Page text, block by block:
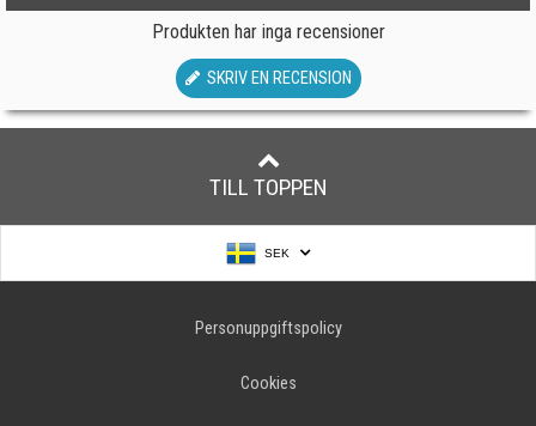
Produkten har inga recensioner
SKRIV EN RECENSION
TILL TOPPEN
SEK
Personuppgiftspolicy
Cookies